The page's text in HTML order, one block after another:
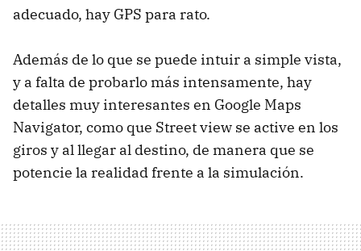
adecuado, hay GPS para rato.
Además de lo que se puede intuir a simple vista,
y a falta de probarlo más intensamente, hay
detalles muy interesantes en Google Maps
Navigator, como que Street view se active en los
giros y al llegar al destino, de manera que se
potencie la realidad frente a la simulación.